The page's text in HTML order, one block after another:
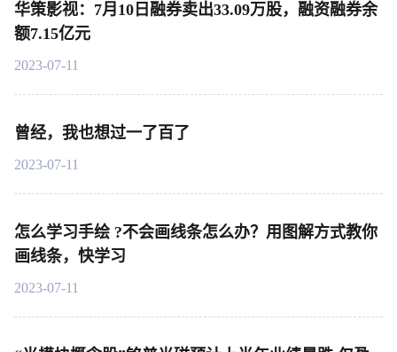
华策影视：7月10日融券卖出33.09万股，融资融券余
额7.15亿元
2023-07-11
曾经，我也想过一了百了
2023-07-11
怎么学习手绘 ?不会画线条怎么办？用图解方式教你
画线条，快学习
2023-07-11